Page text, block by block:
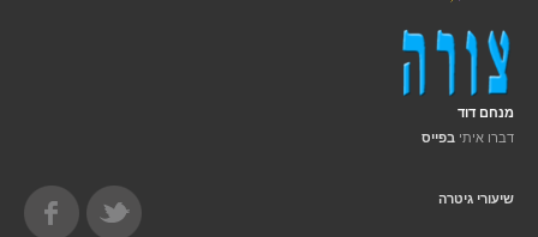
מנחם דוד
דברו איתי בפייס
שיעורי גיטרה